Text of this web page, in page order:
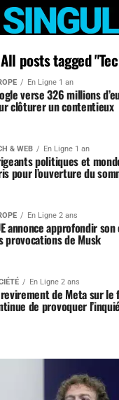
All posts tagged
En Ligne 1 an
verse 326 millions
clôturer un contentieux
& WEB En Ligne 1 an
politiques et
pour l’ouverture du
En Ligne 2 ans
annonce approfondir
provocations de Musk
En Ligne 2 ans
de Meta sur le
de provoquer